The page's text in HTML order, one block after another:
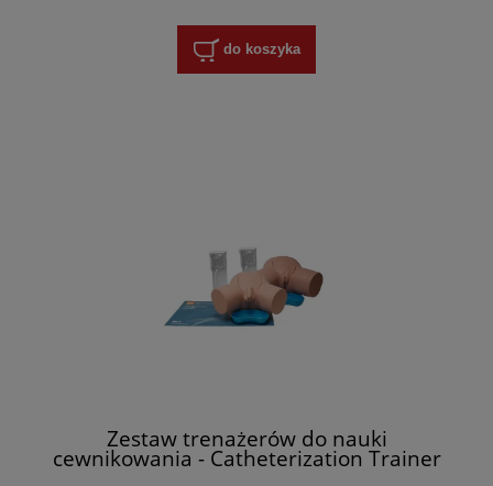
do koszyka
Zestaw trenażerów do nauki
cewnikowania - Catheterization Trainer